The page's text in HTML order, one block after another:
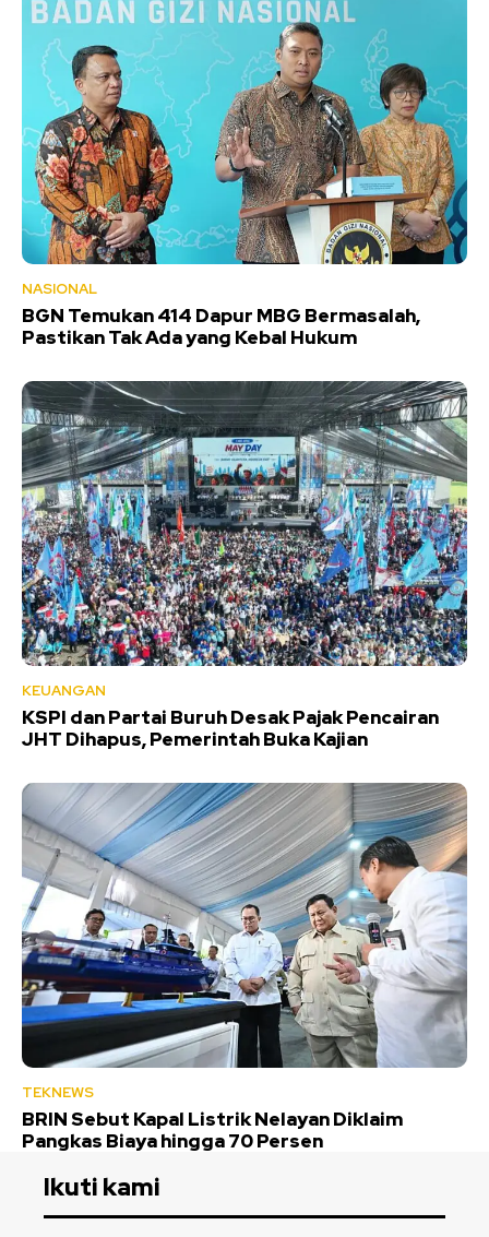
NASIONAL
BGN Temukan 414 Dapur MBG Bermasalah,
Pastikan Tak Ada yang Kebal Hukum
KEUANGAN
KSPI dan Partai Buruh Desak Pajak Pencairan
JHT Dihapus, Pemerintah Buka Kajian
TEKNEWS
BRIN Sebut Kapal Listrik Nelayan Diklaim
Pangkas Biaya hingga 70 Persen
Ikuti kami